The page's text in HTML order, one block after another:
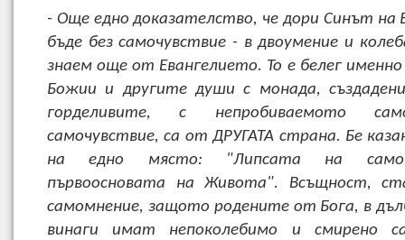
- Още едно доказателство, че дори Синът на
бъде без самочувствие - в двоумение и
знаем още от Евангелието. То е белег
Божии и другите души с монада,
горделивите, с непробиваемото
самочувствие, са от ДРУГАТА страна. Бе
на едно място: "Липсата на
първоосновата на Живота". Всъщност,
самомнение, защото родените от Бога, в
винаги имат непоколебимо и смирено